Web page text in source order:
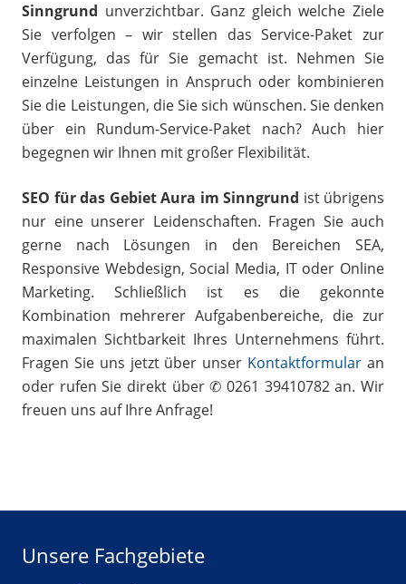
Sinngrund unverzichtbar. Ganz gleich welche Ziele
Sie verfolgen – wir stellen das Service-Paket zur
Verfügung, das für Sie gemacht ist. Nehmen Sie
einzelne Leistungen in Anspruch oder kombinieren
Sie die Leistungen, die Sie sich wünschen. Sie denken
über ein Rundum-Service-Paket nach? Auch hier
begegnen wir Ihnen mit großer Flexibilität.
SEO für das Gebiet Aura im Sinngrund ist übrigens
nur eine unserer Leidenschaften. Fragen Sie auch
gerne nach Lösungen in den Bereichen SEA,
Responsive Webdesign, Social Media, IT oder Online
Marketing. Schließlich ist es die gekonnte
Kombination mehrerer Aufgabenbereiche, die zur
maximalen Sichtbarkeit Ihres Unternehmens führt.
Fragen Sie uns jetzt über unser Kontaktformular an
oder rufen Sie direkt über ✆ 0261 39410782 an. Wir
freuen uns auf Ihre Anfrage!
Unsere Fachgebiete